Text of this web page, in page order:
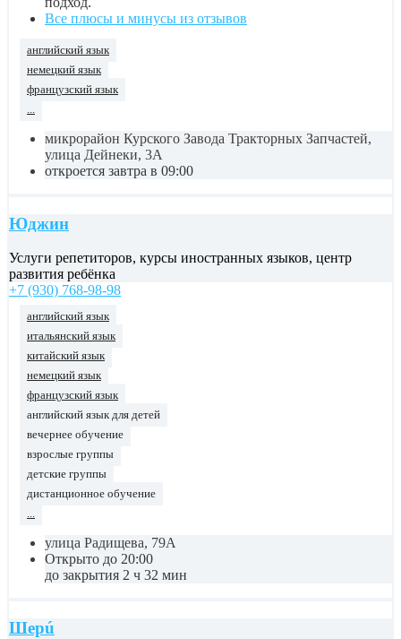
Все плюсы и минусы из отзывов
английский язык
немецкий язык
французский язык
...
микрорайон Курского Завода Тракторных Запчастей,
улица Дейнеки, 3А
откроется завтра в 09:00
Юджин
Услуги репетиторов, курсы иностранных языков, центр
развития ребёнка
+7 (930) 768-98-98
английский язык
итальянский язык
китайский язык
немецкий язык
французский язык
английский язык для детей
вечернее обучение
взрослые группы
детские группы
дистанционное обучение
...
улица Радищева, 79А
Открыто до 20:00
до закрытия 2 ч 32 мин
Шерú